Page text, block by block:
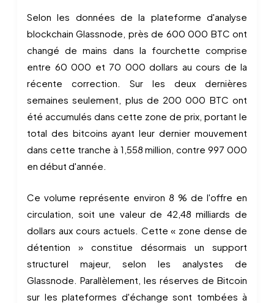
Selon les données de la plateforme d'analyse
blockchain Glassnode, près de 600 000 BTC ont
changé de mains dans la fourchette comprise
entre 60 000 et 70 000 dollars au cours de la
récente correction. Sur les deux dernières
semaines seulement, plus de 200 000 BTC ont
été accumulés dans cette zone de prix, portant le
total des bitcoins ayant leur dernier mouvement
dans cette tranche à 1,558 million, contre 997 000
en début d'année.
Ce volume représente environ 8 % de l'offre en
circulation, soit une valeur de 42,48 milliards de
dollars aux cours actuels. Cette « zone dense de
détention » constitue désormais un support
structurel majeur, selon les analystes de
Glassnode. Parallèlement, les réserves de Bitcoin
sur les plateformes d'échange sont tombées à